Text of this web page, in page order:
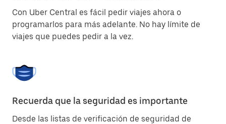
Con Uber Central es fácil pedir viajes ahora o
programarlos para más adelante. No hay límite de
viajes que puedes pedir a la vez.
Recuerda que la seguridad es importante
Desde las listas de verificación de seguridad de